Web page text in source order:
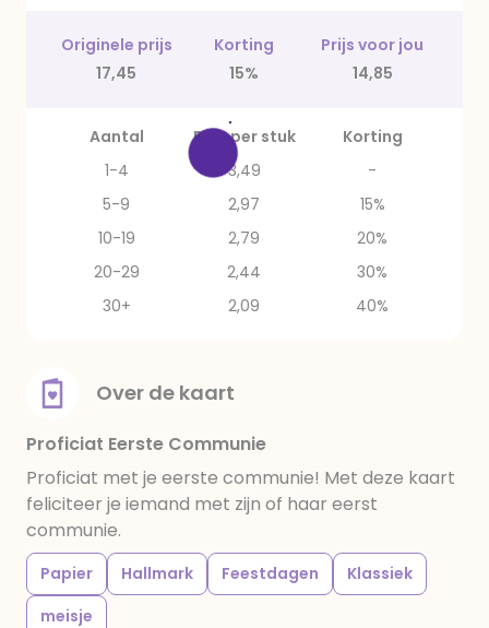
Originele prijs Korting
Prijs voor jou
17,45
15% 14,85
Aantal Prijs per stuk
Korting
1-4
3,49
-
5-9
2,97
15%
10-19
2,79
20%
20-29
2,44
30%
30+
2,09 40%
Over de kaart
Proficiat Eerste Communie
Proficiat met je eerste communie! Met deze kaart
feliciteer je iemand met zijn of haar eerst
communie.
Papier Hallmark Feestdagen
Klassiek
meisje